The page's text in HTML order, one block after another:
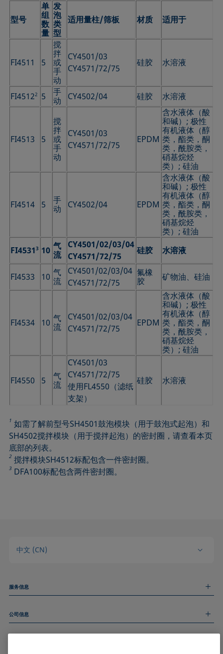
型号
单
组
数
量
发
泡
类
型
适用量柱/筛板 材质 适用于
FI4511 5
搅
拌
或
手
动
CY4501/03
CY4571/72/75
硅胶 水溶液
FI45122 5
手
动
CY4502/04 硅胶 水溶液
FI4513 5
搅
拌
或
手
动
CY4501/03
CY4571/72/75
EPDM
含水液体（酸
和碱）; 极性
有机液体（醇
类，酯类，酮
类，酰胺类，
硝基烷烃
类）; 硅油
FI4514 5
手
动
CY4502/04 EPDM
含水液体（酸
和碱）; 极性
有机液体（醇
类，酯类，酮
类，酰胺类，
硝基烷烃
类）; 硅油
FI45313 10 气
流
CY4501/02/03/04
CY4571/72/75
硅胶 水溶液
FI4533 10 气
流
CY4501/02/03/04
CY4571/72/75
氟橡
胶
矿物油、硅油
FI4534 10 气
流
CY4501/02/03/04
CY4571/72/75
EPDM
含水液体（酸
和碱）; 极性
有机液体（醇
类，酯类，酮
类，酰胺类，
硝基烷烃
类）; 硅油
FI4550 5
气
流
CY4501/03
CY4571/72/75
使用FL4550（滤纸
支架）
硅胶 水溶液
1 如需了解前型号SH4501鼓泡模块（用于鼓泡式起泡）和
SH4502搅拌模块（用于搅拌起泡）的密封圈，请查看本页
底部的列表。
2 搅拌模块SH4512标配包含一件密封圈。
3 DFA100标配包含两件密封圈。
中文 (CN)
服务信息
技术服务
公司信息
关于我们